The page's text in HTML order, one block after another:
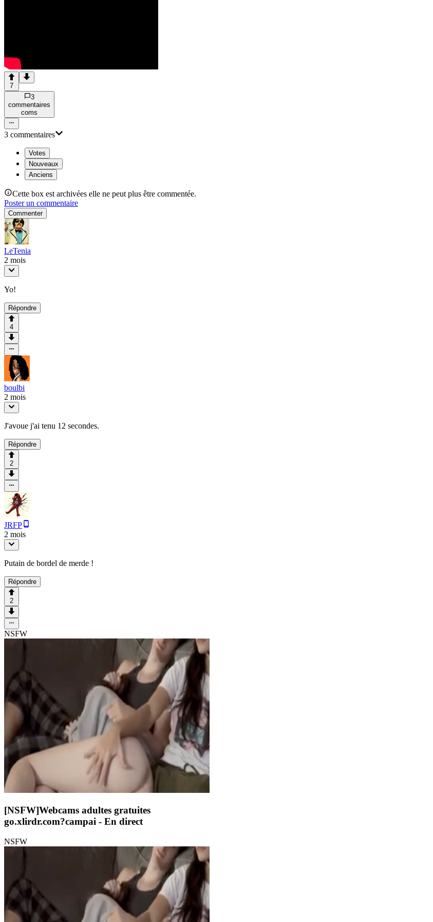
7
3
commentaires
coms
3 commentaires
Votes
Nouveaux
Anciens
Cette box est archivées elle ne peut plus être commentée.
Poster un commentaire
Commenter
LeTenia
2 mois
Yo!
Répondre
4
boulbi
2 mois
J'avoue j'ai tenu 12 secondes.
Répondre
2
JRFP
2 mois
Putain de bordel de merde !
Répondre
2
NSFW
[NSFW]Webcams adultes gratuites
go.xlirdr.com?campai - En direct
NSFW